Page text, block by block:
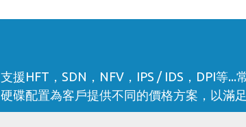
支援HFT，SDN，NFV，IPS / IDS，DPI等
硬碟配置為客戶提供不同的價格方案，以滿足